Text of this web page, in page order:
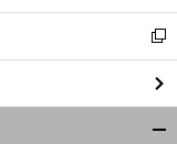
開
く
新
し
い
ウ
ィ